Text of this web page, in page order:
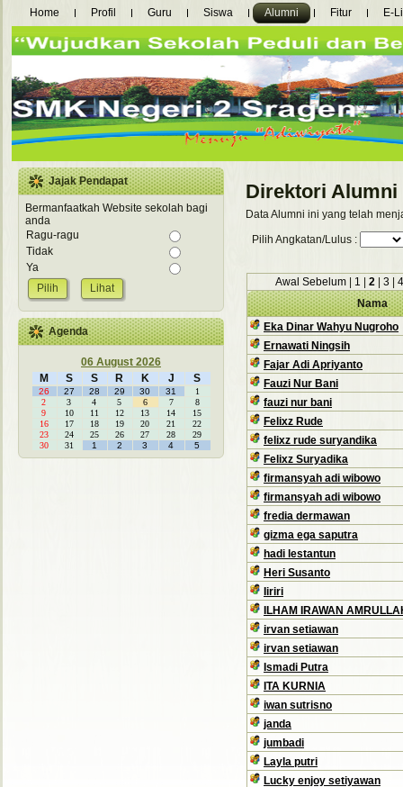
Home Profil Guru Siswa Alumni Fitur E-
Jajak Pendapat
Bermanfaatkah Website sekolah bagi
anda
Ragu-ragu
Tidak
Ya
Lihat
Agenda
06 August 2026
M
S S R K J S
26 27 28 29 30 31
1
2
3 4 5 6 7
8
9
10 11 12 13 14
15
16
17 18 19 20 21
22
23
24 25 26 27 28
29
30
31 1 2 3 4 5
Direktori Alumni
Data Alumni ini yang telah
Pilih Angkatan/Lulus :
AwalSebelum | 1 | 2 | 3 |
Nama
Eka Dinar Wahyu Nugroho
Ernawati Ningsih
Fajar Adi Apriyanto
Fauzi Nur Bani
fauzi nur bani
Felixz Rude
felixz rude suryandika
Felixz Suryadika
firmansyah adi wibowo
firmansyah adi wibowo
fredia dermawan
gizma ega saputra
hadi lestantun
Heri Susanto
Iiriri
ILHAM IRAWAN
irvan setiawan
irvan setiawan
Ismadi Putra
ITA KURNIA
iwan sutrisno
janda
jumbadi
Layla putri
Lucky enjoy setiyawan